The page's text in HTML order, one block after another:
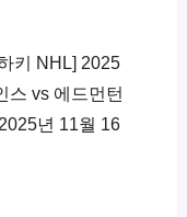
키 NHL] 2025
스 vs 에드먼턴
년 11월 16